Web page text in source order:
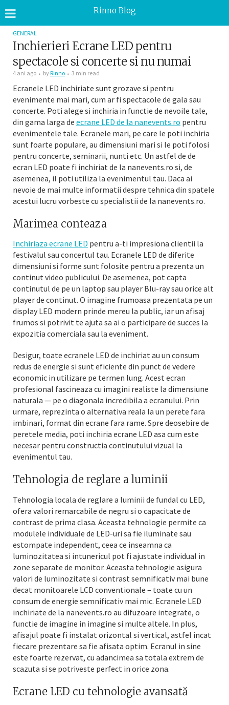
Rinno Blog
GENERAL
Inchierieri Ecrane LED pentru
spectacole si concerte si nu numai
4 ani ago byRinno 3 min read
Ecranele LED inchiriate sunt grozave si pentru
evenimente mai mari, cum ar fi spectacole de gala sau
concerte. Poti alege si inchiria in functie de nevoile tale,
din gama larga de ecrane LED de la nanevents.ro pentru
evenimentele tale. Ecranele mari, pe care le poti inchiria
sunt foarte populare, au dimensiuni mari si le poti folosi
pentru concerte, seminarii, nunti etc. Un astfel de de
ecran LED poate fi inchiriat de la nanevents.ro si, de
asemenea, il poti utiliza la evenimentul tau. Daca ai
nevoie de mai multe informatii despre tehnica din spatele
acestui lucru vorbeste cu specialistii de la nanevents.ro.
Marimea conteaza
Inchiriaza ecrane LED pentru a-ti impresiona clientii la
festivalul sau concertul tau. Ecranele LED de diferite
dimensiuni si forme sunt folosite pentru a prezenta un
continut video publicului. De asemenea, pot capta
continutul de pe un laptop sau player Blu-ray sau orice alt
player de continut. O imagine frumoasa prezentata pe un
display LED modern prinde mereu la public, iar un afisaj
frumos si potrivit te ajuta sa ai o participare de succes la
expozitia comerciala sau la eveniment.
Desigur, toate ecranele LED de inchiriat au un consum
redus de energie si sunt eficiente din punct de vedere
economic in utilizare pe termen lung. Acest ecran
profesional fascineaza cu imagini realiste la dimensiune
naturala — pe o diagonala incredibila a ecranului. Prin
urmare, reprezinta o alternativa reala la un perete fara
imbinari, format din ecrane fara rame. Spre deosebire de
peretele media, poti inchiria ecrane LED asa cum este
necesar pentru constructia continutului vizual la
evenimentul tau.
Tehnologia de reglare a luminii
Tehnologia locala de reglare a luminii de fundal cu LED,
ofera valori remarcabile de negru si o capacitate de
contrast de prima clasa. Aceasta tehnologie permite ca
modulele individuale de LED-uri sa fie iluminate sau
estompate independent, ceea ce inseamna ca
luminozitatea si intunericul pot fi ajustate individual in
zone separate de monitor. Aceasta tehnologie asigura
valori de luminozitate si contrast semnificativ mai bune
decat monitoarele LCD conventionale – toate cu un
consum de energie semnificativ mai mic. Ecranele LED
inchiriate de la nanevents.ro au difuzoare integrate, o
functie de imagine in imagine si multe altele. In plus,
afisajul poate fi instalat orizontal si vertical, astfel incat
fiecare prezentare sa fie afisata optim. Ecranul in sine
este foarte rezervat, cu adancimea sa totala extrem de
scazuta si se potriveste perfect in orice zona.
Ecrane LED cu tehnologie avansată